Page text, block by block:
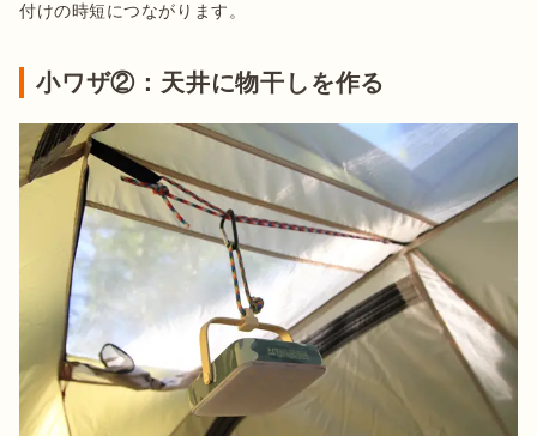
付けの時短につながります。
小ワザ②：天井に物干しを作る